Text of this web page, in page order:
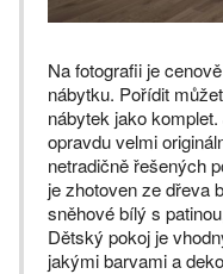
Na fotografii je
nábytku. Pořídit
nábytek jako
opravdu velmi
netradičně řešených
je zhotoven ze dřeva
sněhové bílý s
Dětský pokoj je
jakými barvami a